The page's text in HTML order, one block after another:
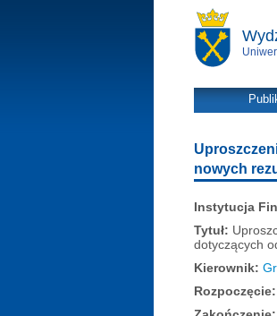
nowych
Instytucja
Tytuł:
dotyczących
Kierownik:
Rozpoczęcie: